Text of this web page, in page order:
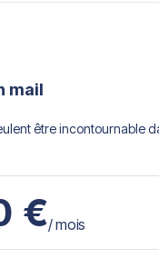
mail
être incontournable
€/ mois